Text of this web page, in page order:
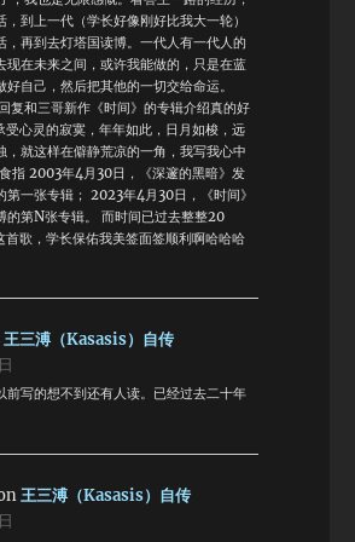
，到上一代（学长好像刚好比我大一轮）
，再到去灯塔国读博。一代人有一代人的
现在未来之间，或许我能做的，只是在蓝
好自己，然后把其他的一切交给命运。
复和三哥新作《时间》的专辑介绍真的好
受心灵的寂寞，年年如此，日月如梭，远
，就这样在僻静荒凉的一角，我写我心中
2003年4月30日，《深邃的黑暗》发
第一张专辑； 2023年4月30日，《时间》
的第N张专辑。 而时间已过去整整20
首歌，学长保佑我美签面签顺利啊哈哈哈
王三溥（Kasasis）自传
前写的想不到还有人读。已经过去二十年
王三溥（Kasasis）自传